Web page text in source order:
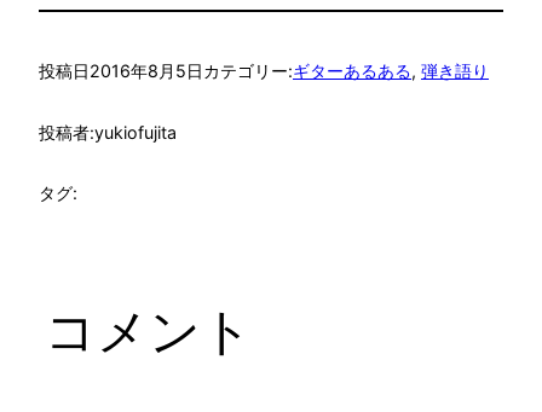
投稿日2016年8月5日カテゴリー:ギターあるある, 弾き語り
投稿者:yukiofujita
タグ:
コメント